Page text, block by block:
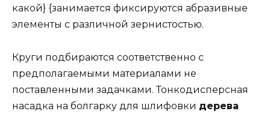
какой} {занимается фиксируются абразивные
элементы с различной зернистостью.
Круги подбираются соответственно с
предполагаемыми материалами не
поставленными задачками. Тонкодисперсная
насадка на болгарку для шлифовки дерева